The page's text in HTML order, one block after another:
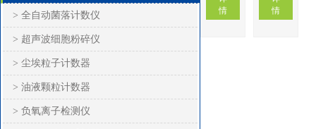
> 全自动菌落计数仪
> 超声波细胞粉碎仪
> 尘埃粒子计数器
> 油液颗粒计数器
> 负氧离子检测仪
情
情